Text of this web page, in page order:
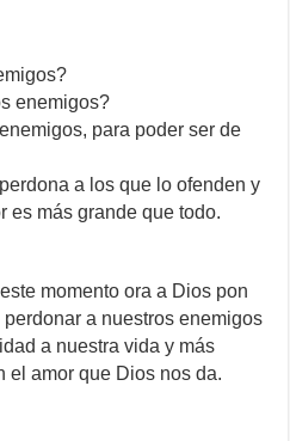
enemigos?
para poder ser de
a los que lo ofenden y
es más grande que todo.
momento ora a Dios pon
a nuestros enemigos
a nuestra vida y más
el amor que Dios nos da.